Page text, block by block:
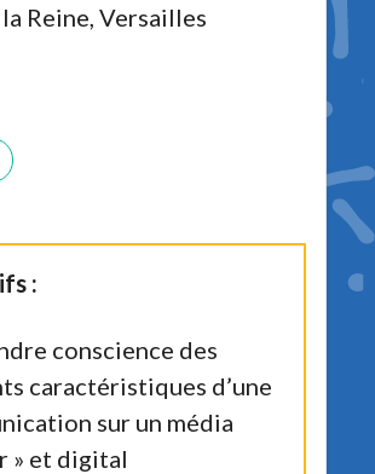
Reine, Versailles
:
conscience des
caractéristiques d’une
sur un média
» et digital